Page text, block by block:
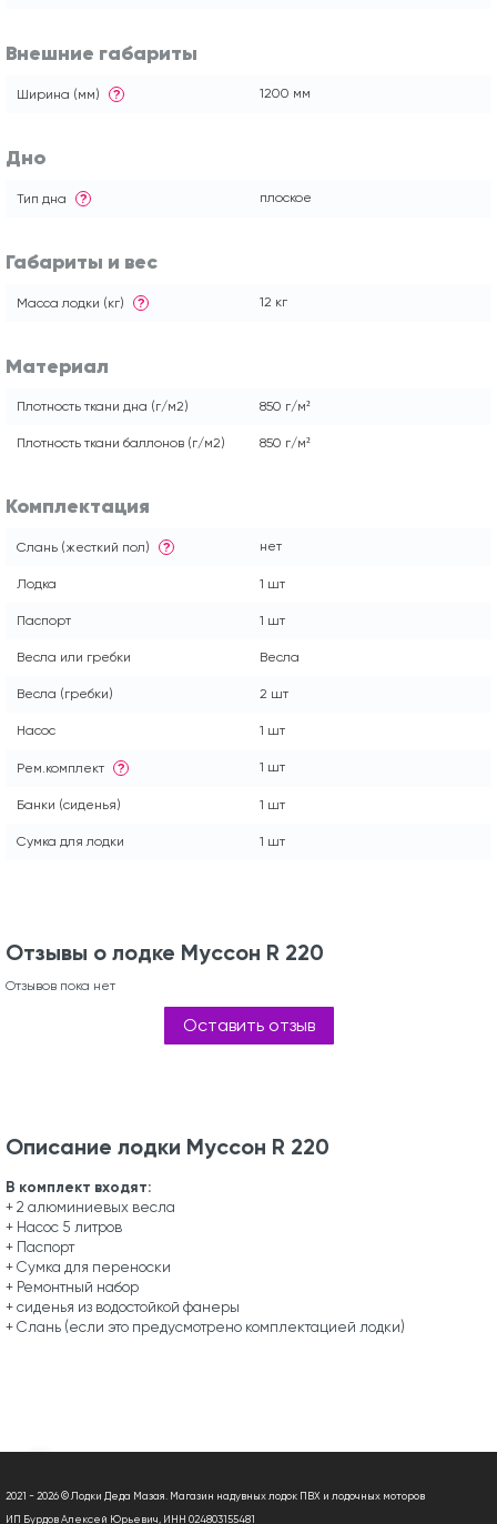
Внешние габариты
Ширина (мм) ? 1200 мм
Дно
Тип дна ? плоское
Габариты и вес
Масса лодки (кг) ? 12 кг
Материал
Плотность ткани дна (г/м2) 850 г/м²
Плотность ткани баллонов (г/м2) 850 г/м²
Комплектация
Слань (жесткий пол) ? нет
Лодка 1 шт
Паспорт 1 шт
Весла или гребки Весла
Весла (гребки) 2 шт
Насос 1 шт
Рем.комплект ? 1 шт
Банки (сиденья) 1 шт
Сумка для лодки 1 шт
Отзывы о лодке Муссон R 220
Отзывов пока нет
Оставить отзыв
Описание лодки Муссон R 220
В комплект входят:
+ 2 алюминиевых весла
+ Насос 5 литров
+ Паспорт
+ Сумка для переноски
+ Ремонтный набор
+ сиденья из водостойкой фанеры
+ Слань (если это предусмотрено комплектацией лодки)
2021 - 2026 © Лодки Деда Мазая. Магазин надувных лодок ПВХ и лодочных моторов
ИП Бурдов Алексей Юрьевич, ИНН 024803155481